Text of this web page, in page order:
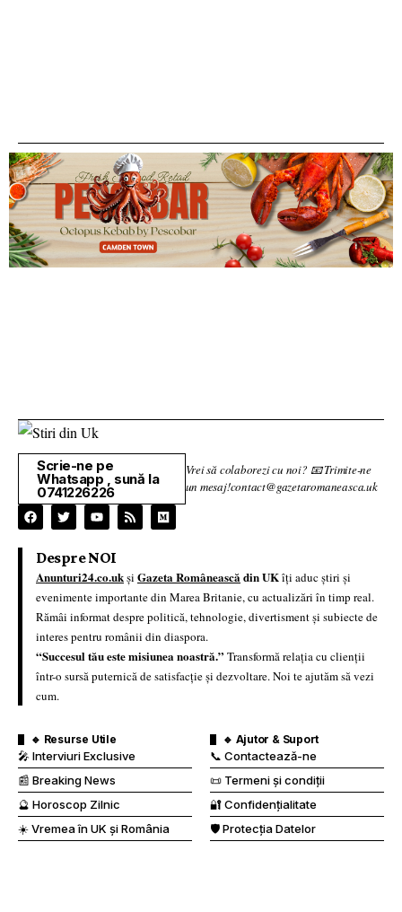
Scrie-ne pe
Whatsapp , sună la
0741226226
Vrei să colaborezi cu noi? 📧 Trimite-ne
un mesaj!contact@gazetaromaneasca.uk
Despre NOI
Anunturi24.co.ukși Gazeta Românească din UKîți aduc știri și
evenimente importante din Marea Britanie, cu actualizări în timp real.
Rămâi informat despre politică, tehnologie, divertisment și subiecte de
interes pentru românii din diaspora.
“Succesul tău este misiunea noastră.” Transformă relația cu clienții
într-o sursă puternică de satisfacție și dezvoltare. Noi te ajutăm să vezi
cum.
🔹 Resurse Utile
🎤 Interviuri Exclusive
📰 Breaking News
🔮 Horoscop Zilnic
☀️ Vremea în UK și România
🔹 Ajutor & Suport
📞 Contactează-ne
📜 Termeni și condiții
🔐 Confidențialitate
🛡️ Protecția Datelor